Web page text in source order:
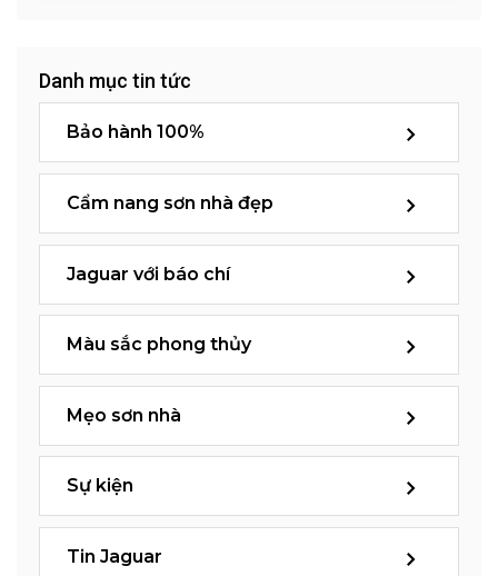
Danh mục tin tức
Bảo hành 100%
Cẩm nang sơn nhà đẹp
Jaguar với báo chí
Màu sắc phong thủy
Mẹo sơn nhà
Sự kiện
Tin Jaguar